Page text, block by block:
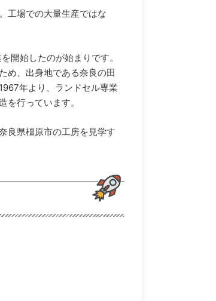
工場での大量生産ではな
開始したのが始まりです。
め、出身地である奈良の田
年より、ランドセル専業
を行っています。
良県橿原市の工房を見学す